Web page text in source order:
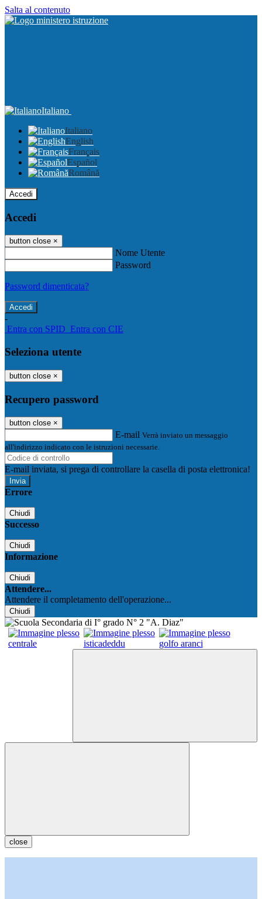
Salta al contenuto
Italiano
Italiano
English
Français
Español
Română
Accedi
Accedi
button close ×
Nome Utente
Password
Password dimenticata?
-
Entra con SPID Entra con CIE
Seleziona utente
button close ×
Recupero password
button close ×
E-mail Verrà inviato un messaggio
all'indirizzo indicato con le istruzioni necessarie.
E-mail inviata, si prega di controllare la casella di posta elettronica!
Errore
Chiudi
Successo
Chiudi
Informazione
Chiudi
Attendere...
Attendere il completamento dell'operazione...
Chiudi
close